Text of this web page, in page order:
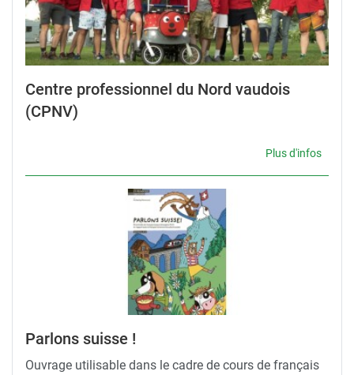
Centre professionnel du Nord vaudois
(CPNV)
Plus d'infos
Parlons suisse !
Ouvrage utilisable dans le cadre de cours de français